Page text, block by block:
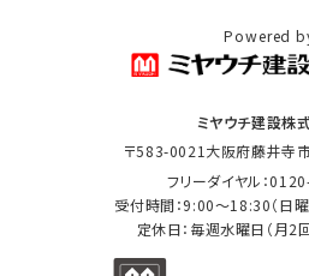
Powered
ミヤウチ建設株
〒583-0021大阪府藤井寺
フリーダイヤル：
受付時間：9:00〜18:30（日
定休日：毎週水曜日（月2